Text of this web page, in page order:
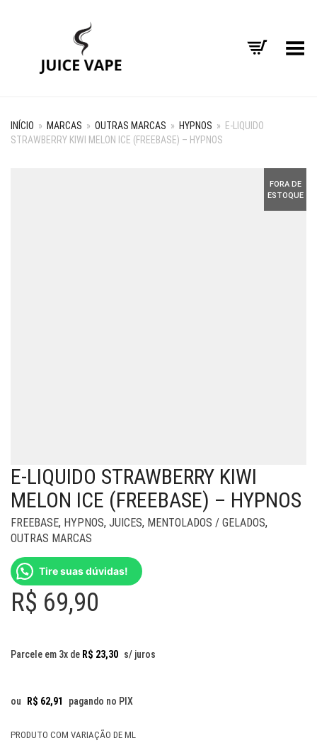
Alternar Menu
INÍCIO » MARCAS » OUTRAS MARCAS » HYPNOS » E-LIQUIDO
STRAWBERRY KIWI MELON ICE (FREEBASE) – HYPNOS
FORA DE
ESTOQUE
E-LIQUIDO STRAWBERRY KIWI
MELON ICE (FREEBASE) – HYPNOS
FREEBASE, HYPNOS, JUICES, MENTOLADOS / GELADOS,
OUTRAS MARCAS
Tire suas dúvidas!
R$ 69,90
Parcele em 3x de R$ 23,30 s/ juros
ou R$ 62,91 pagando no PIX
PRODUTO COM VARIAÇÃO DE ML